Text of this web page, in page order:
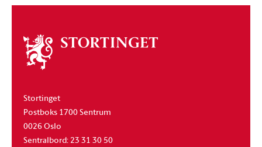
Om
stortinget
Stortinget
Postboks 1700 Sentrum
0026 Oslo
Sentralbord: 23 31 30 50